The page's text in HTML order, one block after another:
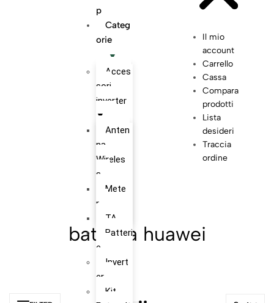
P
Categ
Orie
Acces
sori
inverter
Anten
na
Wireles
s
Mete
r
TA
Batteri
e
Invert
er
Kit
Il mio
account
Carrello
Cassa
Compara
prodotti
Lista
desideri
Traccia
ordine
batteria huawei